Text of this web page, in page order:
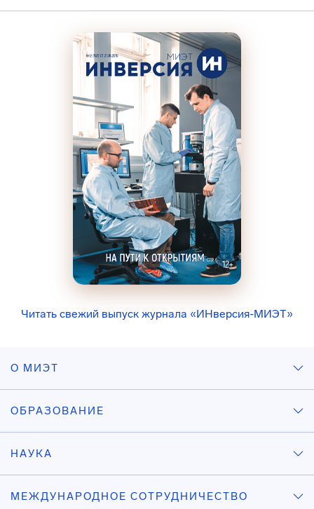
Читать свежий выпуск журнала «ИНверсия-МИЭТ»
О МИЭТ
ОБРАЗОВАНИЕ
НАУКА
МЕЖДУНАРОДНОЕ СОТРУДНИЧЕСТВО